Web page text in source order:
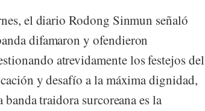
el diario Rodong Sinmun señaló
difamaron y ofendieron
atrevidamente los festejos del
y desafío a la máxima dignidad,
traidora surcoreana es la